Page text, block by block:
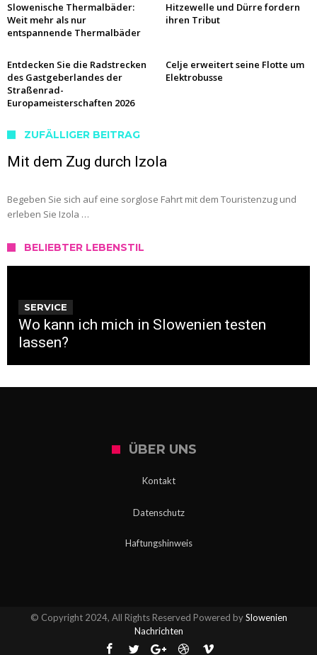
Slowenische Thermalbäder:
Weit mehr als nur
entspannende Thermalbäder
Hitzewelle und Dürre fordern
ihren Tribut
Entdecken Sie die Radstrecken
des Gastgeberlandes der
Straßenrad-
Europameisterschaften 2026
Celje erweitert seine Flotte um
Elektrobusse
ZUFÄLLIGER BEITRAG
Mit dem Zug durch Izola
Begeben Sie sich auf eine sorglose Fahrt mit dem Touristenzug und
erleben Sie Izola …
BELIEBTER LEBENSTIL
SERVICE
Wo kann ich mich in Slowenien testen
lassen?
ÜBER UNS
Kontakt
Datenschutz
Haftungshinweis
© Copyright 2024, All Rights Reserved Powered bySlowenien
Nachrichten